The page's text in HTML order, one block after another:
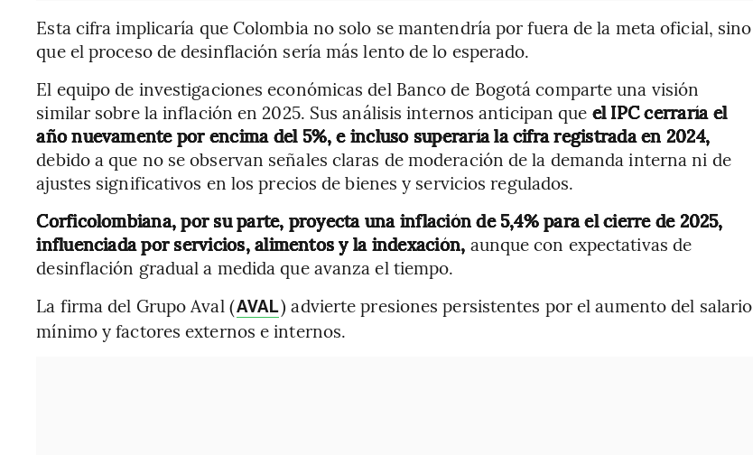
Esta cifra implicaría que Colombia no solo se mantendría por fuera de la meta oficial, sino
que el proceso de desinflación sería más lento de lo esperado.
El equipo de investigaciones económicas del Banco de Bogotá comparte una visión
similar sobre la inflación en 2025. Sus análisis internos anticipan que el IPC cerraría el
año nuevamente por encima del 5%, e incluso superaría la cifra registrada en 2024,
debido a que no se observan señales claras de moderación de la demanda interna ni de
ajustes significativos en los precios de bienes y servicios regulados.
Corficolombiana, por su parte, proyecta una inflación de 5,4% para el cierre de 2025,
influenciada por servicios, alimentos y la indexación, aunque con expectativas de
desinflación gradual a medida que avanza el tiempo.
La firma del Grupo Aval (AVAL) advierte presiones persistentes por el aumento del salario
mínimo y factores externos e internos.